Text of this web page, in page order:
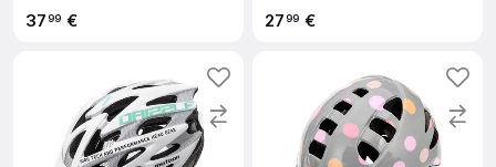
3799 € 2799 €